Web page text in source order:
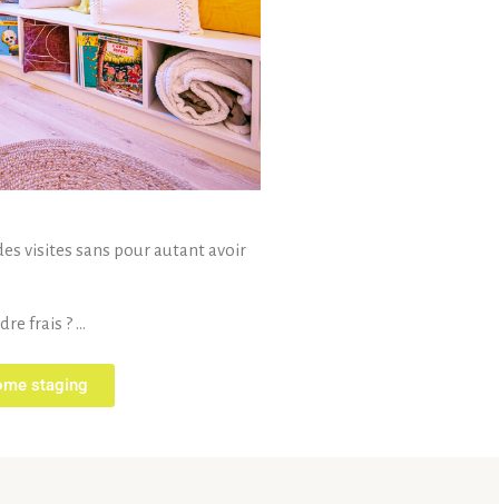
visites sans pour autant avoir
frais ? …
staging